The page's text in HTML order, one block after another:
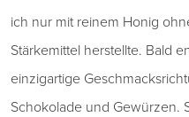
ich nur mit reinem Honig
Stärkemittel herstellte. Bald
einzigartige
Schokolade und Gewürzen.